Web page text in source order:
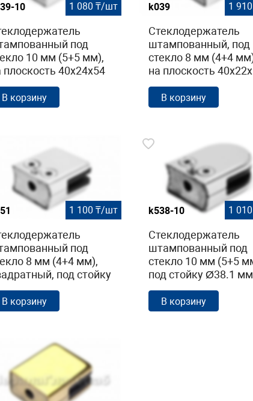
10 1 080 ₸/шт
под
10 мм (5+5 мм),
плоскость 40х24х54
(AISI
k539-10
В корзину
k039 1
Стеклодержатель
штампованный, под
стекло 8 мм (4+4
на плоскость
полированный (AISI
304) k039
В корзину
1 100 ₸/шт
под
8 мм (4+4 мм),
под стойку
мм (40х24х48),
(AISI
k351
В корзину
k538-10 1
Стеклодержатель
штампованный под
стекло 10 мм (5+5
под стойку Ø38.1 мм
(39х24х55),
полированный (AISI
304) k538-10
В корзину